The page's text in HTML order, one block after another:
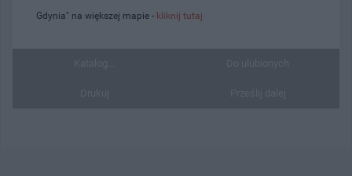
Gdynia" na większej mapie - kliknij tutaj